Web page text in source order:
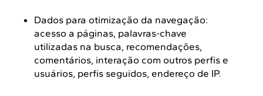
Dados para otimização da navegação:
acesso a páginas, palavras-chave
utilizadas na busca, recomendações,
comentários, interação com outros perfis e
usuários, perfis seguidos, endereço de IP.